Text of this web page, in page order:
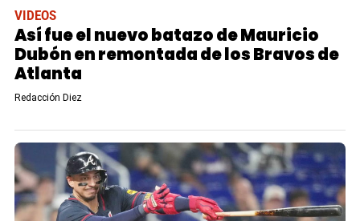
VIDEOS
Así fue el nuevo batazo de Mauricio
Dubón en remontada de los Bravos de
Atlanta
Redacción Diez